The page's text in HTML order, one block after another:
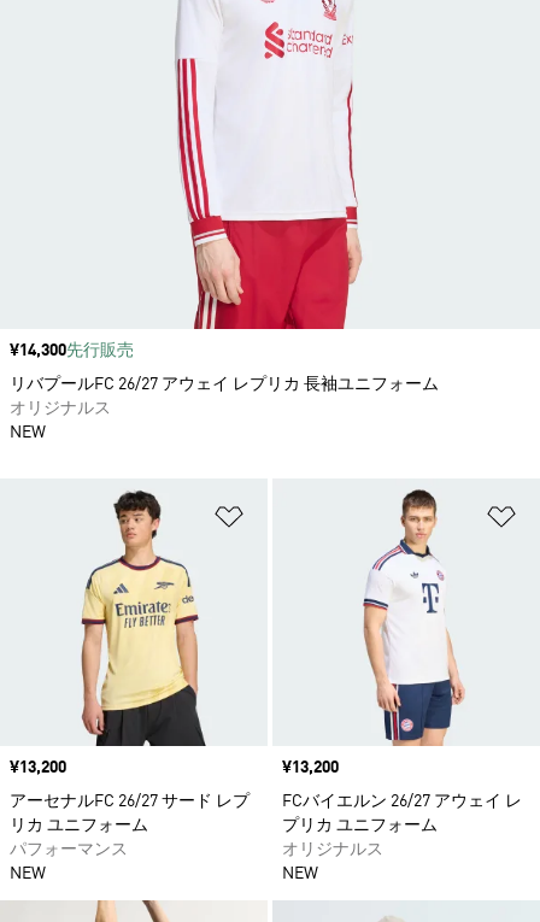
ほしいものリストに追加
価格
¥13,200
アーセナルFC 26/27 サード レプ
リカ ユニフォーム
パフォーマンス
NEW
価格
¥13,200
FCバイエルン 26/27 アウェイ レ
プリカ ユニフォーム
オリジナルス
NEW
価格
¥14,300先行販売
リバプールFC 26/27 アウェイ レプリカ 長袖ユニフォーム
オリジナルス
NEW